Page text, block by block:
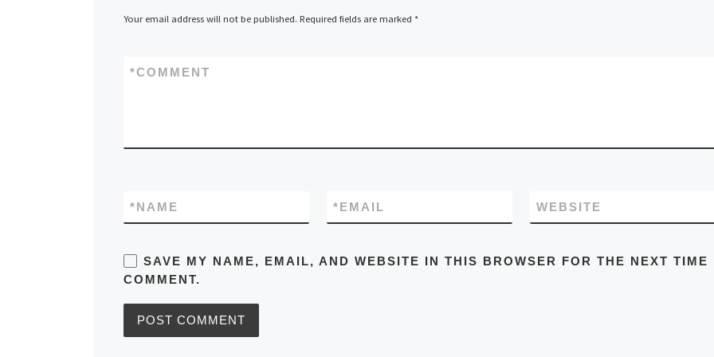
Your email address will not be published. Required fields are marked *
COMMENT
*
NAME
* EMAIL
* WEBSITE
SAVE MY NAME, EMAIL, AND WEBSITE IN THIS BROWSER FOR THE NEXT TIME
COMMENT.